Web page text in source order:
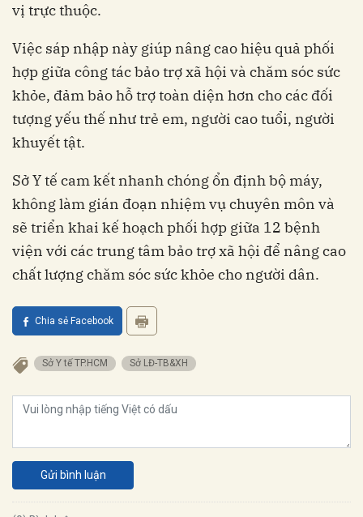
vị trực thuộc.
Việc sáp nhập này giúp nâng cao hiệu quả phối
hợp giữa công tác bảo trợ xã hội và chăm sóc sức
khỏe, đảm bảo hỗ trợ toàn diện hơn cho các đối
tượng yếu thế như trẻ em, người cao tuổi, người
khuyết tật.
Sở Y tế cam kết nhanh chóng ổn định bộ máy,
không làm gián đoạn nhiệm vụ chuyên môn và
sẽ triển khai kế hoạch phối hợp giữa 12 bệnh
viện với các trung tâm bảo trợ xã hội để nâng cao
chất lượng chăm sóc sức khỏe cho người dân.
Chia sẻ Facebook
Sở Y tế TP.HCM Sở LĐ-TB&XH
Gửi bình luận